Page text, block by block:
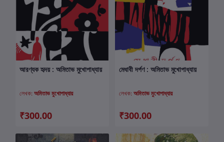
কার্টে যোগ করুন
আরণ্যক হৃদয় : অমিতাভ মুখোপাধ্যায়
লেখক: অমিতাভ মুখোপাধ্যায়
₹300.00
কার্টে যোগ করুন
মেধাবী দর্পণ : অমিতাভ মুখোপাধ্যায়
লেখক: অমিতাভ মুখোপাধ্যায়
₹300.00